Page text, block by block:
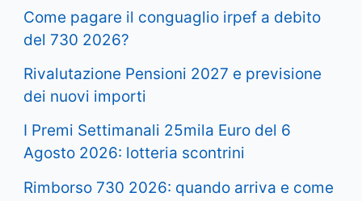
Come pagare il conguaglio irpef a debito
del 730 2026?
Rivalutazione Pensioni 2027 e previsione
dei nuovi importi
I Premi Settimanali 25mila Euro del 6
Agosto 2026: lotteria scontrini
Rimborso 730 2026: quando arriva e come